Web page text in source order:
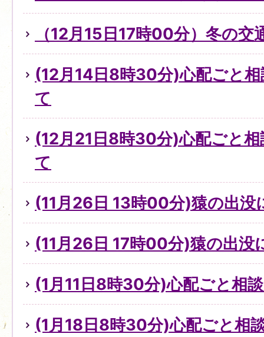
（12月15日17時00分）冬の
(12月14日8時30分)心配ごと
て
(12月21日8時30分)心配ごと
て
(11月26日 13時00分)猿の出没
(11月26日 17時00分)猿の出没
(1月11日8時30分)心配ごと相
(1月18日8時30分)心配ごと相